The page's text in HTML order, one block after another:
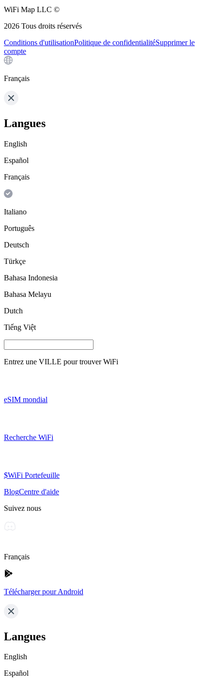
WiFi Map LLC ©
2026 Tous droits réservés
Conditions d'utilisationPolitique de confidentialitéSupprimer le
compte
Français
Langues
English
Español
Français
Italiano
Português
Deutsch
Türkçe
Bahasa Indonesia
Bahasa Melayu
Dutch
Tiếng Việt
Entrez une VILLE pour trouver WiFi
eSIM mondial
Recherche WiFi
$WiFi Portefeuille
BlogCentre d'aide
Suivez nous
Français
Télécharger pour Android
Langues
English
Español